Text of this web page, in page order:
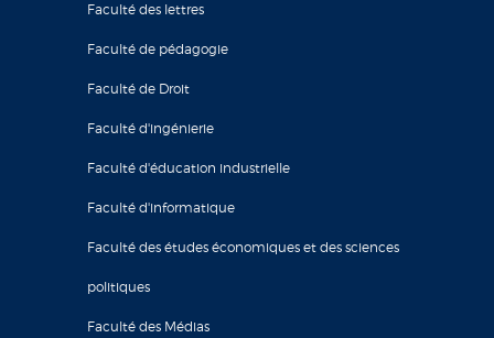
Faculté des lettres
Faculté de pédagogie
Faculté de Droit
Faculté d'ingénierie
Faculté d'éducation industrielle
Faculté d'informatique
Faculté des études économiques et des sciences
politiques
Faculté des Médias